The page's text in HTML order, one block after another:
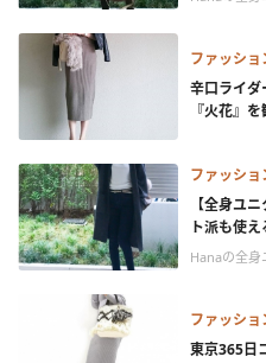
ファッショ
辛口ライダ
『火花』
ファッショ
【全身ユ
ト派も使え
Hanaの全身
ファッショ
東京365日